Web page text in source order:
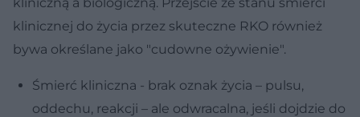
klinicznej do życia przez skuteczne RKO również
bywa określane jako "cudowne ożywienie".
Śmierć kliniczna - brak oznak życia – pulsu,
oddechu, reakcji – ale odwracalna, jeśli dojdzie do